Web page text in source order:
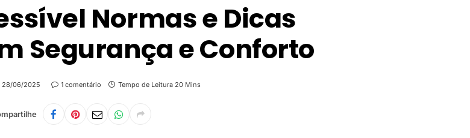
Normas e Dicas
Segurança e Conforto
28/06/2025 1 comentário Tempo de Leitura 20 Mins